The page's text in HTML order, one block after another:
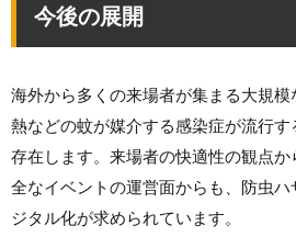
今後の展開
海外から多くの来場者が集まる大規
熱などの蚊が媒介する感染症が流行
存在します。来場者の快適性の観点
全なイベントの運営面からも、防虫
ジタル化が求められています。